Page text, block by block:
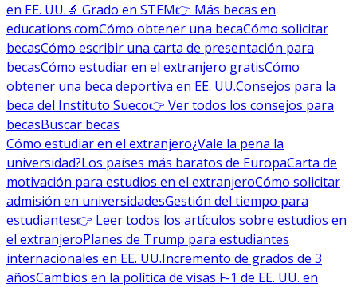
en EE. UU.🔬 Grado en STEM👉 Más becas en
educations.comCómo obtener una becaCómo solicitar
becasCómo escribir una carta de presentación para
becasCómo estudiar en el extranjero gratisCómo
obtener una beca deportiva en EE. UU.Consejos para la
beca del Instituto Sueco👉 Ver todos los consejos para
becasBuscar becas
Cómo estudiar en el extranjero¿Vale la pena la
universidad?Los países más baratos de EuropaCarta de
motivación para estudios en el extranjeroCómo solicitar
admisión en universidadesGestión del tiempo para
estudiantes👉 Leer todos los artículos sobre estudios en
el extranjeroPlanes de Trump para estudiantes
internacionales en EE. UU.Incremento de grados de 3
añosCambios en la política de visas F-1 de EE. UU. en